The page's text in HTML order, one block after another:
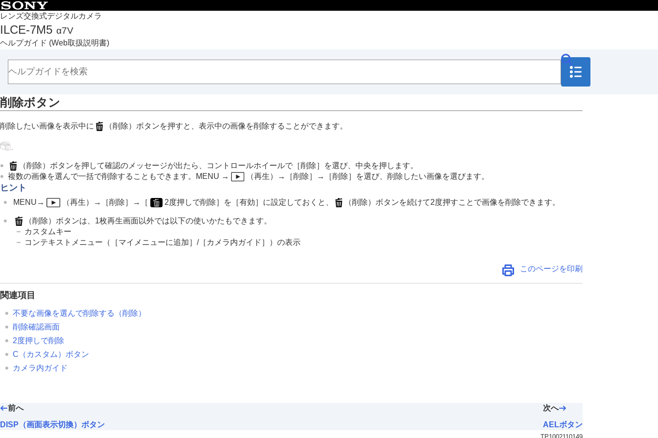
レンズ交換式デジタルカメラ
ILCE-7M5 α7V
ヘルプガイド (Web取扱説明書)
トップページ
ヘルプガイドの使いかた
必ずお読みください
本体と付属品を確認する
本機の基本操作
タッチ機能アイコン
静止画/動画/S&Q切換ダイヤルとモードダイヤル
MENUボタン
Fn（ファンクション）ボタン
C（カスタム）ボタン
DISP（画面表示切換）ボタン
削除ボタン
カメラ内ガイド
アクセシビリティ機能
準備/基本的な撮影
MENU一覧から機能を探す
再生する
カメラの設定を変更する
スマートフォンでできること
削除ボタン
削除したい画像を表示中に （削除）ボタンを押すと、表示中の画像を削除することができます。
（削除）ボタンを押して確認のメッセージが出たら、コントロールホイールで ［削除］ を選び、中央を押します。
複数の画像を選んで一括で削除することもできます。
MENU → （再生）→ ［削除］ → ［削除］ を選び、削除したい画像を選びます。
ヒント
MENU → （再生）→ ［削除］ → ［ 2度押しで削除］ を ［有効］ に設定しておくと、 （削除）ボタンを続けて2度押すことで画像を削除できます。
（削除）ボタンは、1枚再生画面以外では以下の使いかたもできます。
カスタムキー
コンテキストメニュー（
［マイメニューに追加］/［カメラ内ガイド］ ）の表示
このページを印刷
関連項目
不要な画像を選んで削除する（削除）
削除確認画面
2度押しで削除
C（カスタム）ボタン
カメラ内ガイド
前へ
DISP（画面表示切換）ボタン
次へ
AELボタン